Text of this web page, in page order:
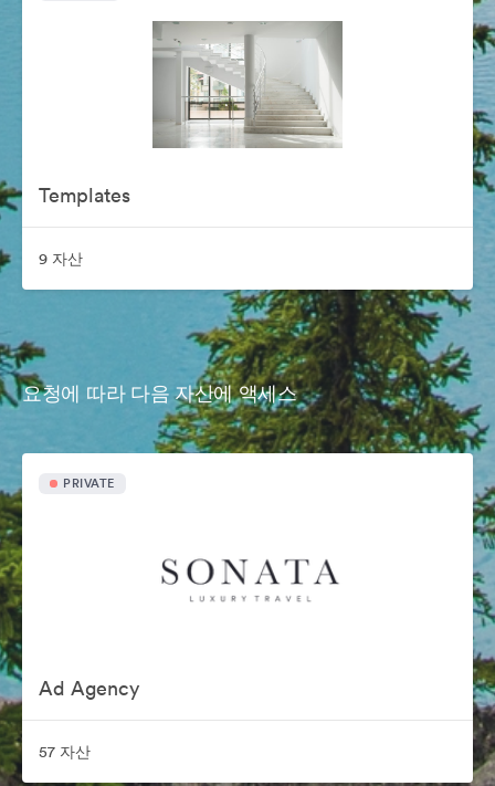
Templates
9 자산
요청에 따라 다음 자산에 액세스
PRIVATE
Ad Agency
57 자산